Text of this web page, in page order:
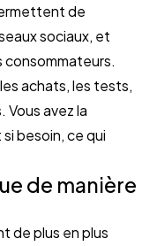
de
sociaux, et
consommateurs.
achats, les tests,
avez la
besoin, ce qui
de manière
de plus en plus